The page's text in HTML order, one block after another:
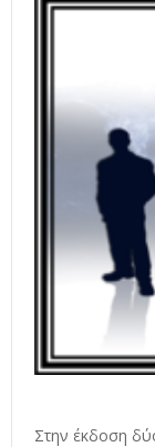
Στην έκδοση